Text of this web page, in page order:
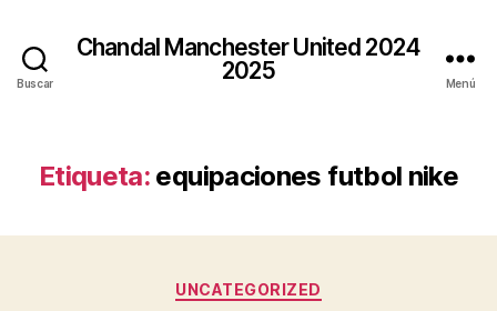
Buscar
Chandal Manchester United 2024
2025
Menú
Etiqueta: equipaciones futbol nike
Categorías
UNCATEGORIZED